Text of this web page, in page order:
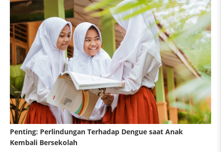
Penting: Perlindungan Terhadap Dengue saat Anak
Kembali Bersekolah